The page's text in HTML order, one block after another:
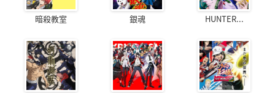
暗殺教室 銀魂 HUNTER...